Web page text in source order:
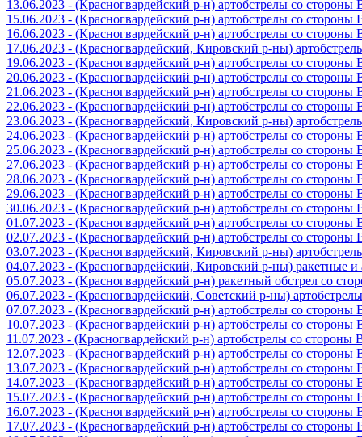
13.06.2023 - (Красногвардейский р-н) артобстрелы со
15.06.2023 - (Красногвардейский р-н) артобстрелы со
16.06.2023 - (Красногвардейский р-н) артобстрелы со
17.06.2023 - (Красногвардейский, Кировский р-ны)
19.06.2023 - (Красногвардейский р-н) артобстрелы со
20.06.2023 - (Красногвардейский р-н) артобстрелы со
21.06.2023 - (Красногвардейский р-н) артобстрелы со
22.06.2023 - (Красногвардейский р-н) артобстрелы со
23.06.2023 - (Красногвардейский, Кировский р-ны)
24.06.2023 - (Красногвардейский р-н) артобстрелы со
25.06.2023 - (Красногвардейский р-н) артобстрелы со
27.06.2023 - (Красногвардейский р-н) артобстрелы со
28.06.2023 - (Красногвардейский р-н) артобстрелы со
29.06.2023 - (Красногвардейский р-н) артобстрелы со
30.06.2023 - (Красногвардейский р-н) артобстрелы со
01.07.2023 - (Красногвардейский р-н) артобстрелы со
02.07.2023 - (Красногвардейский р-н) артобстрелы со
03.07.2023 - (Красногвардейский, Кировский р-ны)
04.07.2023 - (Красногвардейский, Кировский р-ны) ракетные
05.07.2023 - (Красногвардейский р-н) ракетный обстрел со
06.07.2023 - (Красногвардейский, Советский р-ны)
07.07.2023 - (Красногвардейский р-н) артобстрелы со
10.07.2023 - (Красногвардейский р-н) артобстрелы со
11.07.2023 - (Красногвардейский р-н) артобстрелы со стороны
12.07.2023 - (Красногвардейский р-н) артобстрелы со
13.07.2023 - (Красногвардейский р-н) артобстрелы со
14.07.2023 - (Красногвардейский р-н) артобстрелы со
15.07.2023 - (Красногвардейский р-н) артобстрелы со
16.07.2023 - (Красногвардейский р-н) артобстрелы со
17.07.2023 - (Красногвардейский р-н) артобстрелы со